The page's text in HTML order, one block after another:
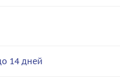
14 дней